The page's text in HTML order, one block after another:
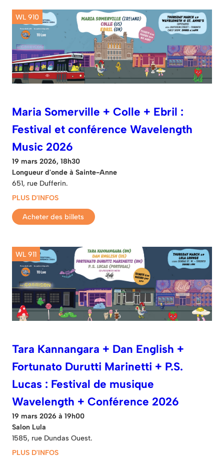
WL 910
Maria Somerville + Colle + Ebril :
Festival et conférence Wavelength
Music 2026
19 mars 2026, 18h30
Longueur d'onde à Sainte-Anne
651, rue Dufferin.
PLUS D'INFOS
Acheter des billets
WL 911
Tara Kannangara + Dan English +
Fortunato Durutti Marinetti + P.S.
Lucas : Festival de musique
Wavelength + Conférence 2026
19 mars 2026 à 19h00
Salon Lula
1585, rue Dundas Ouest.
PLUS D'INFOS